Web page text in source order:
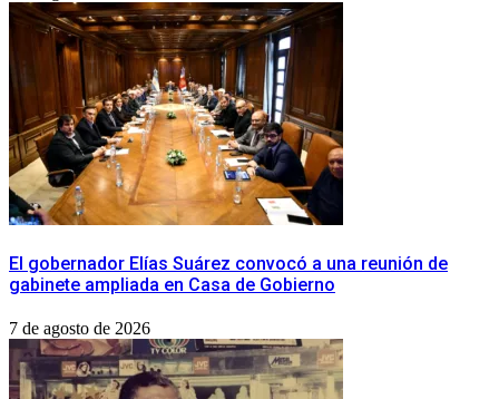
​El gobernador Elías Suárez convocó a una reunión de
gabinete ampliada en Casa de Gobierno
7 de agosto de 2026